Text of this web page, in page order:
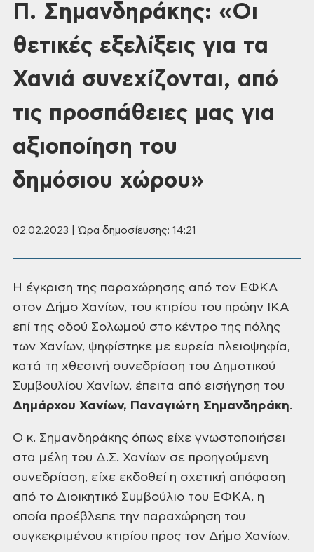
Π. Σημανδηράκης: «Οι
θετικές εξελίξεις για τα
Χανιά συνεχίζονται, από
τις προσπάθειες μας για
αξιοποίηση του
δημόσιου χώρου»
02.02.2023 | Ώρα δημοσίευσης: 14:21
H έγκριση της παραχώρησης από τον ΕΦΚΑ
στον Δήμο Χανίων, του κτιρίου του πρώην ΙΚΑ
επί της οδού Σολωμού στο κέντρο της πόλης
των Χανίων, ψηφίστηκε με ευρεία πλειοψηφία,
κατά τη χθεσινή συνεδρίαση του Δημοτικού
Συμβουλίου Χανίων, έπειτα από εισήγηση του
Δημάρχου Χανίων, Παναγιώτη Σημανδηράκη.
Ο κ. Σημανδηράκης όπως είχε γνωστοποιήσει
στα μέλη του Δ.Σ. Χανίων σε προηγούμενη
συνεδρίαση, είχε εκδοθεί η σχετική απόφαση
από το Διοικητικό Συμβούλιο του ΕΦΚΑ, η
οποία προέβλεπε την παραχώρηση του
συγκεκριμένου κτιρίου προς τον Δήμο Χανίων.